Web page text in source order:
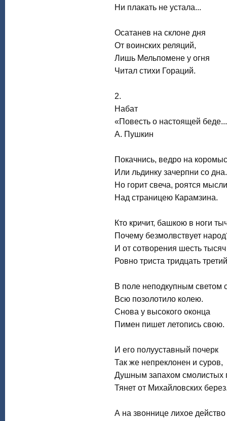
Ни плакать не устала...
Осатанев на склоне дня
От воинских реляций,
Лишь Мельпомене у огня
Читал стихи Гораций.
2.
Набат
«Повесть о настоящей
А. Пушкин
Покачнись, ведро на
Или льдинку зачерпни со дна.
Но горит свеча, роятся мысли
Над страницею Карамзина.
Кто кричит, башкою в ноги
Почему безмолвствует
И от сотворения шесть тысяч
Ровно триста тридцать
В поле неподкупным светом
Всю позолотило колею.
Снова у высокого оконца
Пимен пишет летопись свою.
И его полууставный почерк
Так же непреклонен и суров,
Душным запахом смолистых
Тянет от Михайловских
А на звоннице лихое действо